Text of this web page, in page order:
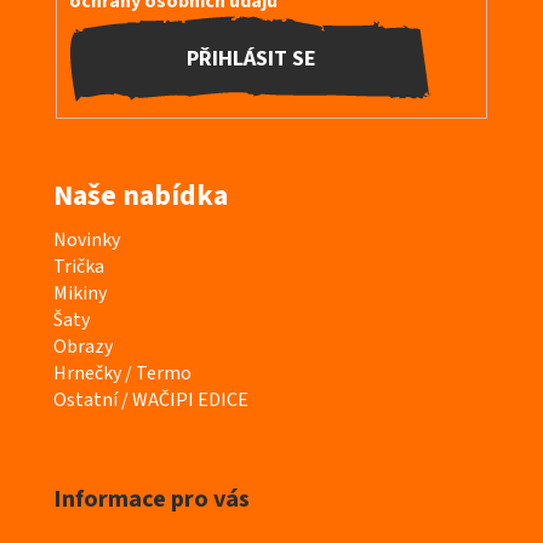
PŘIHLÁSIT SE
Naše nabídka
K
a
t
e
g
o
r
Novinky
Trička
Mikiny
Šaty
Obrazy
Hrnečky / Termo
Ostatní / WAČIPI EDICE
Informace pro vás